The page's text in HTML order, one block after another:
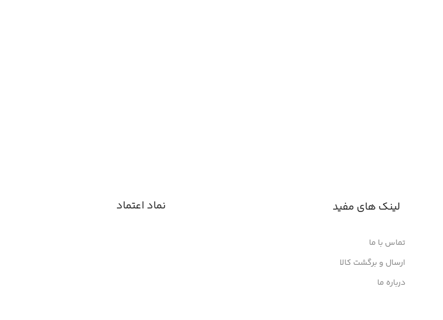
لینک های مفید
تماس با ما
ارسال و برگشت کالا
درباره ما
نماد اعتماد